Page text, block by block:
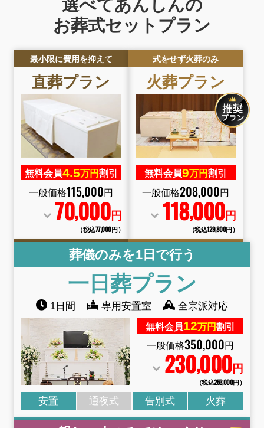
選べてあんしんの
お葬式セットプラン
最小限に費用を抑えて
直葬プラン
無料会員4.5万円割引
一般価格115,000円
70,000円
（税込77,000円）
式をせず火葬のみ
火葬プラン
無料会員9万円割引
一般価格208,000円
118,000円
（税込129,800円）
葬儀のみを1日で行う
一日葬プラン
1日間 専用安置室 全宗派対応
無料会員12万円割引
一般価格350,000円
230,000円
（税込253,000円）
安置 通夜式 告別式 火葬